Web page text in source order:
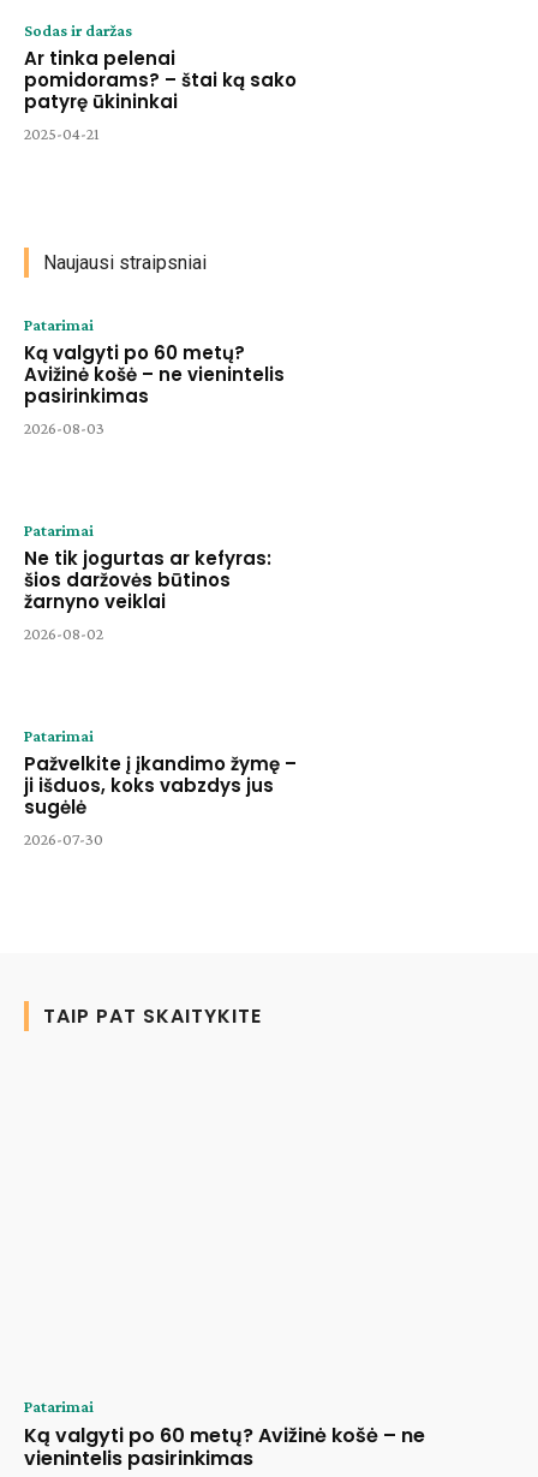
Sodas ir daržas
Ar tinka pelenai
pomidorams? – štai ką sako
patyrę ūkininkai
2025-04-21
Naujausi straipsniai
Patarimai
Ką valgyti po 60 metų?
Avižinė košė – ne vienintelis
pasirinkimas
2026-08-03
Patarimai
Ne tik jogurtas ar kefyras:
šios daržovės būtinos
žarnyno veiklai
2026-08-02
Patarimai
Pažvelkite į įkandimo žymę –
ji išduos, koks vabzdys jus
sugėlė
2026-07-30
TAIP PAT SKAITYKITE
Patarimai
Ką valgyti po 60 metų? Avižinė košė – ne
vienintelis pasirinkimas